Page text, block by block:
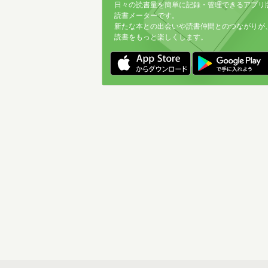
日々の読書量を簡単に記録・管理できるアプリ
読書メーターです。
新たな本との出会いや読書仲間とのつながりが
読書をもっと楽しくします。